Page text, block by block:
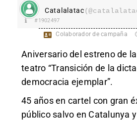
Catalalatac
#1902497
Colaborador de campaña
Aniversario del estreno de
teatro “Transición de la
democracia ejemplar”.
45 años en cartel con gran
público salvo en Catalunya